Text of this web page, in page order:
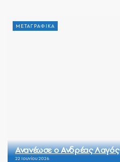
ΜΕΤΑΓΡΑΦΙΚΑ
Ανανέωσε ο Ανδρέας Λαγός
22 Ιουνίου 2026